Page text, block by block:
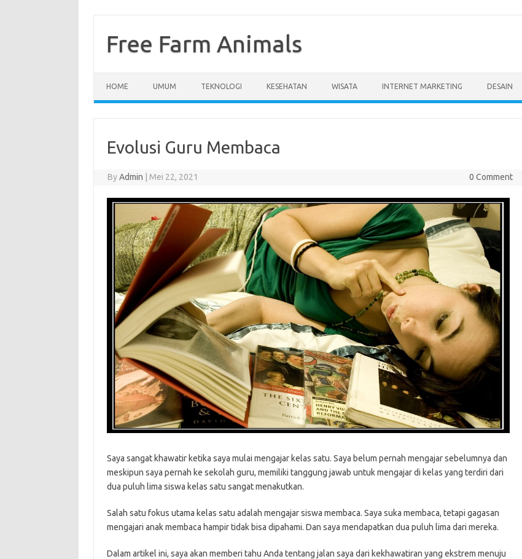
contentFree Farm Animals
HOME UMUM TEKNOLOGI KESEHATAN WISATA INTERNET MARKETING DESAIN
Evolusi Guru Membaca
ByAdmin Mei 22, 2021 0 Comment
Saya sangat khawatir ketika saya mulai mengajar kelas satu. Saya belum pernah mengajar sebelumnya dan
meskipun saya pernah ke sekolah guru, memiliki tanggung jawab untuk mengajar di kelas yang terdiri dari
dua puluh lima siswa kelas satu sangat menakutkan.
Salah satu fokus utama kelas satu adalah mengajar siswa membaca. Saya suka membaca, tetapi gagasan
mengajari anak membaca hampir tidak bisa dipahami. Dan saya mendapatkan dua puluh lima dari mereka.
Dalam artikel ini, saya akan memberi tahu Anda tentang jalan saya dari kekhawatiran yang ekstrem menuju